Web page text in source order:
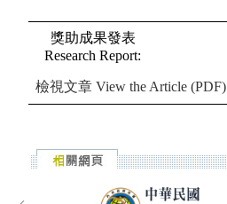
獎助成果發表
Research Report:
檢視文章 View the Article (PDF)